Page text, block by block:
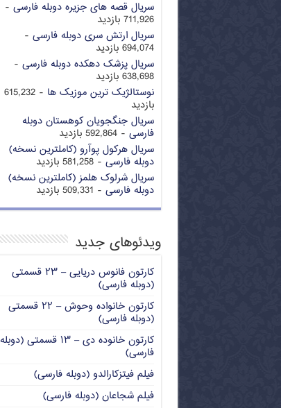
سریال قصه های جزیره دوبله فارسی -
711,926 بازدید
سریال ارتش سری دوبله فارسی -
694,074 بازدید
سریال پزشک دهکده دوبله فارسی -
638,698 بازدید
نوستالژیک ترین موزیک ها
- 615,232
بازدید
سریال جنگجویان کوهستان دوبله
فارسی - 592,864 بازدید
سریال هرکول پوآرو (کاملترین نسخه)
دوبله فارسی - 581,258 بازدید
سریال شرلوک هلمز (کاملترین نسخه)
دوبله فارسی - 509,331 بازدید
ویدئوهای جدید
کارتون فانوس دریایی – ۲۳ قسمتی
(دوبله فارسی)
کارتون خانواده وحوش – ۲۲ قسمتی
(دوبله فارسی)
کارتون خانوده دی – ۱۳ قسمتی (دوبله
فارسی)
فیلم فیتزکارالدو (دوبله فارسی)
فیلم شجاعان (دوبله فارسی)